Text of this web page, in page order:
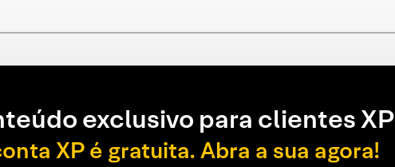
exclusivo para clientes XP
XP é gratuita. Abra a sua agora!